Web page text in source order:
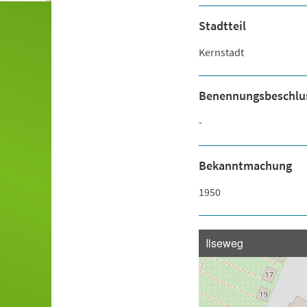
Stadtteil
Kernstadt
-
Bekanntmachung
1950
Ilseweg